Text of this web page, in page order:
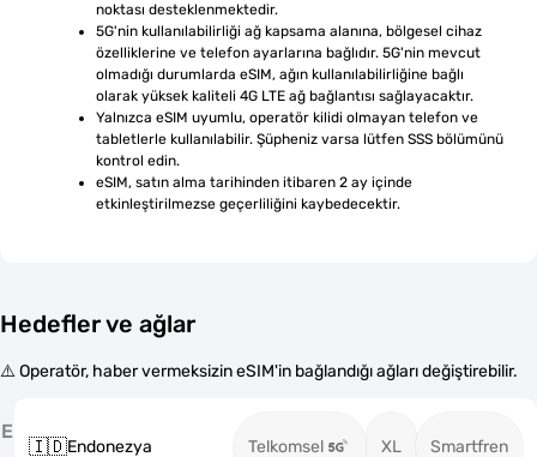
noktası desteklenmektedir.
5G'nin kullanılabilirliği ağ kapsama alanına, bölgesel cihaz
özelliklerine ve telefon ayarlarına bağlıdır. 5G'nin mevcut
olmadığı durumlarda eSIM, ağın kullanılabilirliğine bağlı
olarak yüksek kaliteli 4G LTE ağ bağlantısı sağlayacaktır.
Yalnızca eSIM uyumlu, operatör kilidi olmayan telefon ve
tabletlerle kullanılabilir. Şüpheniz varsa lütfen SSS bölümünü
kontrol edin.
eSIM, satın alma tarihinden itibaren 2 ay içinde
etkinleştirilmezse geçerliliğini kaybedecektir.
Hedefler ve ağlar
⚠️ Operatör, haber vermeksizin eSIM'in bağlandığı ağları değiştirebilir.
E
🇮🇩Endonezya Telkomsel XL Smartfren